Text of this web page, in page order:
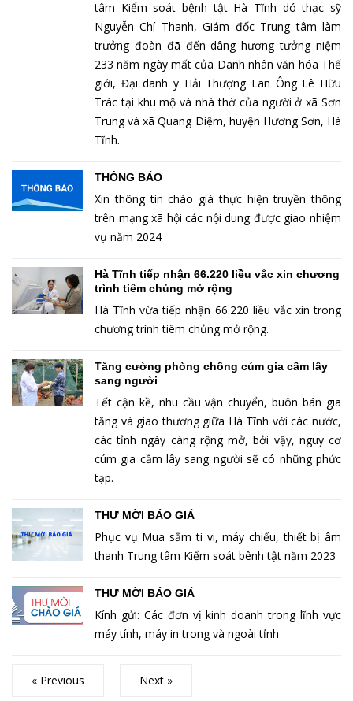
tâm Kiểm soát bệnh tật Hà Tĩnh dó thạc sỹ
Nguyễn Chí Thanh, Giám đốc Trung tâm làm
trưởng đoàn đã đến dâng hương tưởng niệm
233 năm ngày mất của Danh nhân văn hóa Thế
giới, Đại danh y Hải Thượng Lãn Ông Lê Hữu
Trác tại khu mộ và nhà thờ của người ở xã Sơn
Trung và xã Quang Diệm, huyện Hương Sơn, Hà
Tĩnh.
THÔNG BÁO
Xin thông tin chào giá thực hiện truyền thông
trên mạng xã hội các nội dung được giao nhiệm
vụ năm 2024
Hà Tĩnh tiếp nhận 66.220 liều vắc xin chương
trình tiêm chủng mở rộng
Hà Tĩnh vừa tiếp nhận 66.220 liều vắc xin trong
chương trình tiêm chủng mở rộng.
Tăng cường phòng chống cúm gia cầm lây
sang người
Tết cận kề, nhu cầu vận chuyển, buôn bán gia
tăng và giao thương giữa Hà Tĩnh với các nước,
các tỉnh ngày càng rộng mở, bởi vậy, nguy cơ
cúm gia cầm lây sang người sẽ có những phức
tạp.
THƯ MỜI BÁO GIÁ
Phục vụ Mua sắm ti vi, máy chiếu, thiết bị âm
thanh Trung tâm Kiểm soát bênh tật năm 2023
THƯ MỜI BÁO GIÁ
Kính gửi: Các đơn vị kinh doanh trong lĩnh vực
máy tính, máy in trong và ngoài tỉnh
« Previous
Next »